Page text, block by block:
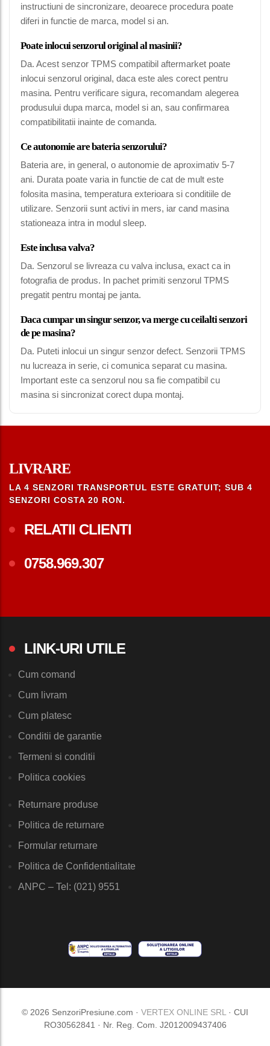
instructiuni de sincronizare, deoarece procedura poate
diferi in functie de marca, model si an.
Poate inlocui senzorul original al masinii?
Da. Acest senzor TPMS compatibil aftermarket poate
inlocui senzorul original, daca este ales corect pentru
masina. Pentru verificare sigura, recomandam alegerea
produsului dupa marca, model si an, sau confirmarea
compatibilitatii inainte de comanda.
Ce autonomie are bateria senzorului?
Bateria are, in general, o autonomie de aproximativ 5-7
ani. Durata poate varia in functie de cat de mult este
folosita masina, temperatura exterioara si conditiile de
utilizare. Senzorii sunt activi in mers, iar cand masina
stationeaza intra in modul sleep.
Este inclusa valva?
Da. Senzorul se livreaza cu valva inclusa, exact ca in
fotografia de produs. In pachet primiti senzorul TPMS
pregatit pentru montaj pe janta.
Daca cumpar un singur senzor, va merge cu ceilalti senzori
de pe masina?
Da. Puteti inlocui un singur senzor defect. Senzorii TPMS
nu lucreaza in serie, ci comunica separat cu masina.
Important este ca senzorul nou sa fie compatibil cu
masina si sincronizat corect dupa montaj.
LIVRARE
LA 4 SENZORI TRANSPORTUL ESTE GRATUIT; SUB 4
SENZORI COSTA 20 RON.
RELATII CLIENTI
0758.969.307
LINK-URI UTILE
Cum comand
Cum livram
Cum platesc
Conditii de garantie
Termeni si conditii
Politica cookies
Returnare produse
Politica de returnare
Formular returnare
Politica de Confidentialitate
ANPC – Tel: (021) 9551
© 2026 SenzoriPresiune.com · VERTEX ONLINE SRL · CUI
RO30562841 · Nr. Reg. Com. J2012009437406